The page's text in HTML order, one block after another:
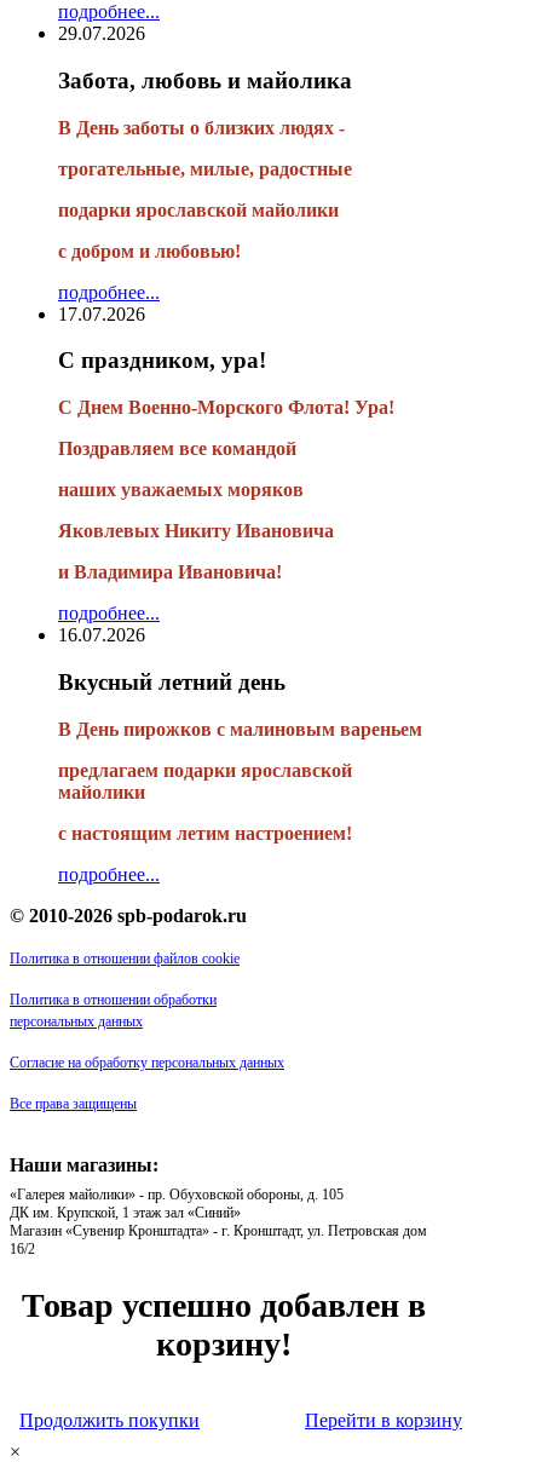
подробнее...
29.07.2026
Забота, любовь и майолика
В День заботы о близких людях -
трогательные, милые, радостные
подарки ярославской майолики
с добром и любовью!
подробнее...
17.07.2026
С праздником, ура!
С Днем Военно-Морского Флота! Ура!
Поздравляем все командой
наших уважаемых моряков
Яковлевых Никиту Ивановича
и Владимира Ивановича!
подробнее...
16.07.2026
Вкусный летний день
В День пирожков с малиновым вареньем
предлагаем подарки ярославской
майолики
с настоящим летим настроением!
подробнее...
© 2010-2026 spb-podarok.ru
Политика в отношении файлов cookie
Политика в отношении обработки
персональных данных
Согласие на обработку персональных данных
Все права защищены
Наши магазины:
«Галерея майолики» - пр. Обуховской обороны, д. 105
ДК им. Крупской, 1 этаж зал «Синий»
Магазин «Сувенир Кронштадта» - г. Кронштадт, ул. Петровская дом
16/2
Товар успешно добавлен в
корзину!
Продолжить покупки
Перейти в корзину
×